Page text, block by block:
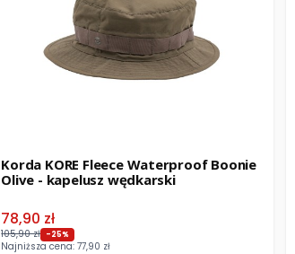
Korda KORE Fleece Waterproof Boonie
Olive - kapelusz wędkarski
Cena promocyjna
78,90 zł
105,90 zł -25%
Najniższa cena: 77,90 zł